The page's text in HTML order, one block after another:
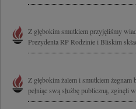
Z głębokim smutkiem przyjęliśmy
Prezydenta RP Rodzinie i Bliskim
Z głębokim żalem i smutkiem
pełniąc swą służbę publiczną, zginęli